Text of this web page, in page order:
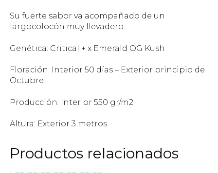
Su fuerte sabor va acompañado de un
largocolocón muy llevadero.
Genética: Critical + x Emerald OG Kush
Floración: Interior 50 días – Exterior principio de
Octubre
Producción: Interior 550 gr/m2
Altura: Exterior 3 metros
Productos relacionados